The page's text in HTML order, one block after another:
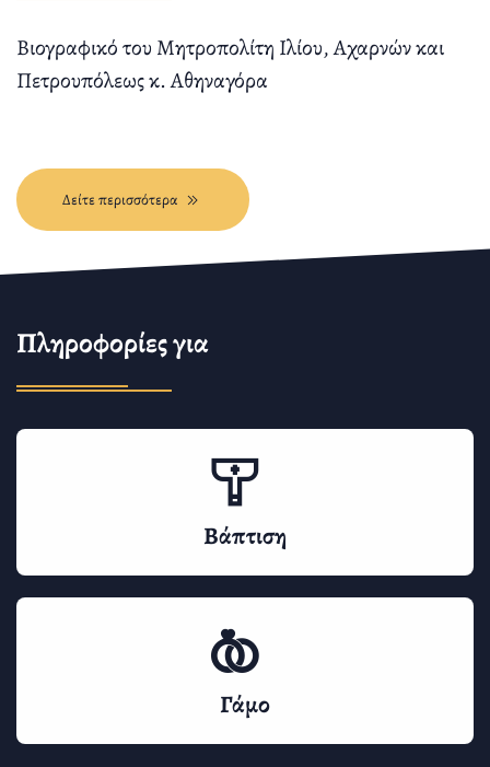
Βιογραφικό του Μητροπολίτη Ιλίου, Αχαρνών και
Πετρουπόλεως κ. Αθηναγόρα
Δείτε περισσότερα
Πληροφορίες για
Βάπτιση
Γάμο